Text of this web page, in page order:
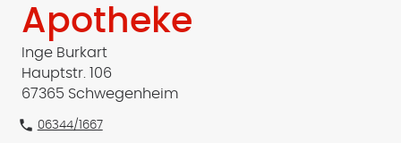
Apotheke
Inge Burkart
Hauptstr. 106
67365 Schwegenheim
phone 06344/1667